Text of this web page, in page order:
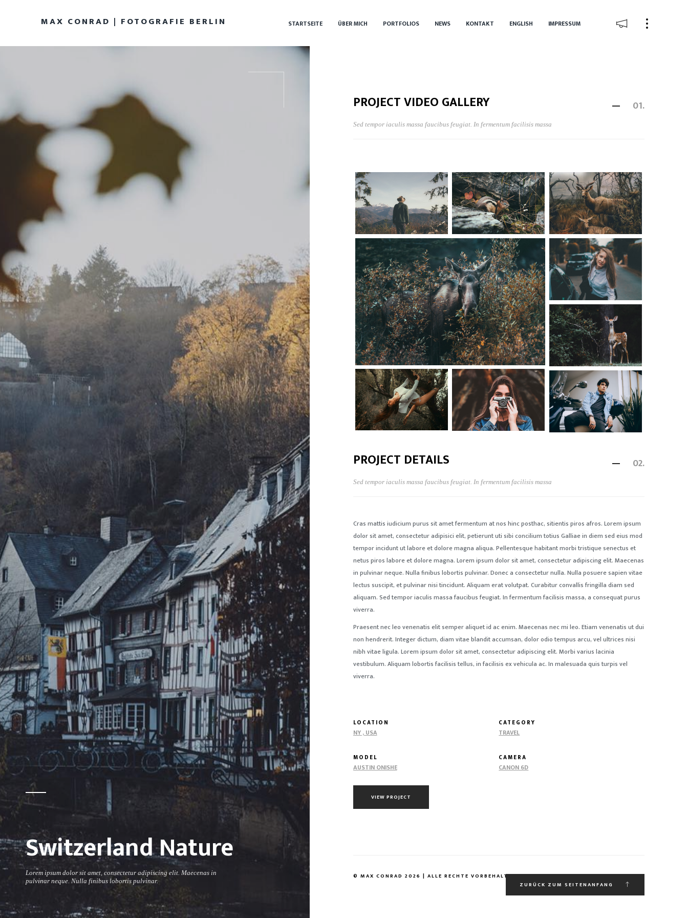
MAX CONRAD | FOTOGRAFIE BERLIN STARTSEITE ÜBER MICH PORTFOLIOS NEWS KONTAKT ENGLISH IMPRESSUM
Switzerland Nature
Lorem ipsum dolor sit amet, consectetur adipiscing elit. Maecenas in
pulvinar neque. Nulla finibus lobortis pulvinar.
PROJECT VIDEO GALLERY
Sed tempor iaculis massa faucibus feugiat. In fermentum facilisis massa
01.
PROJECT DETAILS
Sed tempor iaculis massa faucibus feugiat. In fermentum facilisis massa
02.
Cras mattis iudicium purus sit amet fermentum at nos hinc posthac, sitientis piros afros. Lorem ipsum
dolor sit amet, consectetur adipisici elit, petierunt uti sibi concilium totius Galliae in diem sed eius mod
tempor incidunt ut labore et dolore magna aliqua. Pellentesque habitant morbi tristique senectus et
netus piros labore et dolore magna. Lorem ipsum dolor sit amet, consectetur adipiscing elit. Maecenas
in pulvinar neque. Nulla finibus lobortis pulvinar. Donec a consectetur nulla. Nulla posuere sapien vitae
lectus suscipit, et pulvinar nisi tincidunt. Aliquam erat volutpat. Curabitur convallis fringilla diam sed
aliquam. Sed tempor iaculis massa faucibus feugiat. In fermentum facilisis massa, a consequat purus
viverra.
Praesent nec leo venenatis elit semper aliquet id ac enim. Maecenas nec mi leo. Etiam venenatis ut dui
non hendrerit. Integer dictum, diam vitae blandit accumsan, dolor odio tempus arcu, vel ultrices nisi
nibh vitae ligula. Lorem ipsum dolor sit amet, consectetur adipiscing elit. Morbi varius lacinia
vestibulum. Aliquam lobortis facilisis tellus, in facilisis ex vehicula ac. In malesuada quis turpis vel
viverra.
LOCATION
NY , USA
CATEGORY
TRAVEL
MODEL
AUSTIN ONISHE
CAMERA
CANON 6D
VIEW PROJECT
© MAX CONRAD 2026 | ALLE RECHTE VORBEHALTEN.
ZURÜCK ZUM SEITENANFANG